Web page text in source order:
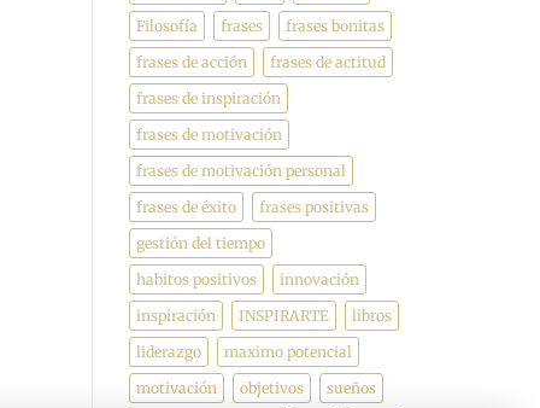
Filosofía
frases
frases bonitas
frases de acción
frases de actitud
frases de inspiración
frases de motivación
frases de motivación personal
frases de éxito
frases positivas
gestión del tiempo
habitos positivos
innovación
inspiración
INSPIRARTE
libros
liderazgo
maximo potencial
motivación
objetivos
sueños